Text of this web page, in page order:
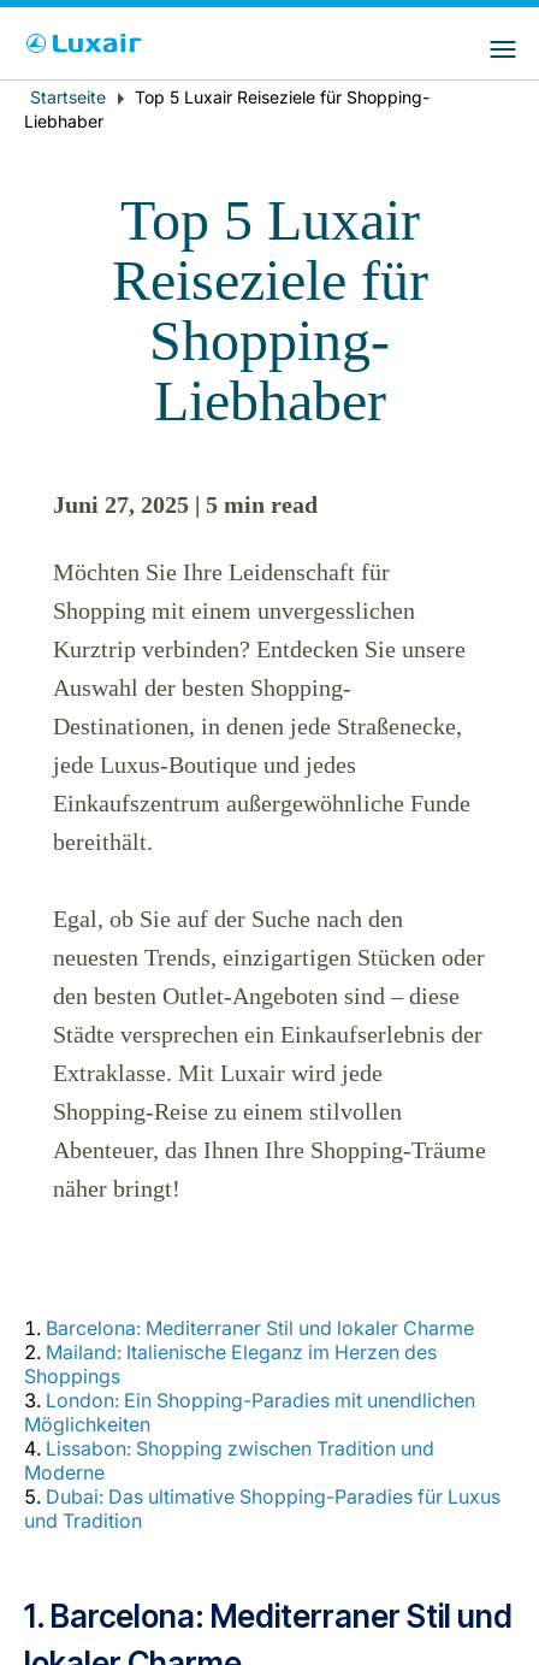
und Ihre bevorzugte Sprache
Wohnsitz
Breadcrumb
Startseite
Top 5 Luxair Reiseziele für Shopping-
Liebhaber
Top 5 Luxair
Reiseziele für
Shopping-
Liebhaber
Juni 27, 2025 | 5 min read
Möchten Sie Ihre Leidenschaft für
Shopping mit einem unvergesslichen
Kurztrip verbinden? Entdecken Sie unsere
Auswahl der besten Shopping-
Destinationen, in denen jede Straßenecke,
jede Luxus-Boutique und jedes
Einkaufszentrum außergewöhnliche Funde
bereithält.
Egal, ob Sie auf der Suche nach den
neuesten Trends, einzigartigen Stücken oder
den besten Outlet-Angeboten sind – diese
Städte versprechen ein Einkaufserlebnis der
Extraklasse. Mit Luxair wird jede
Shopping-Reise zu einem stilvollen
Abenteuer, das Ihnen Ihre Shopping-Träume
näher bringt!
Barcelona: Mediterraner Stil und lokaler Charme
Mailand: Italienische Eleganz im Herzen des
Shoppings
London: Ein Shopping-Paradies mit unendlichen
Möglichkeiten
Lissabon: Shopping zwischen Tradition und
Moderne
Dubai: Das ultimative Shopping-Paradies für Luxus
und Tradition
1. Barcelona: Mediterraner Stil und